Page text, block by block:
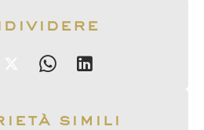
simili